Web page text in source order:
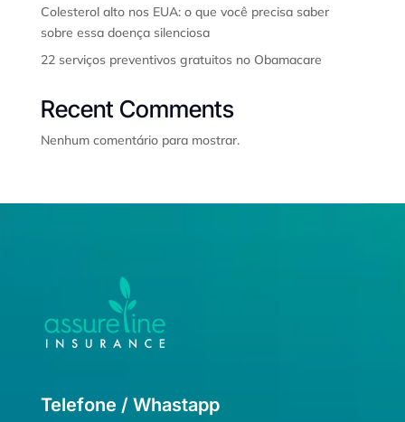
Colesterol alto nos EUA: o que você precisa saber
sobre essa doença silenciosa
22 serviços preventivos gratuitos no Obamacare
Recent Comments
Nenhum comentário para mostrar.
Telefone / Whastapp